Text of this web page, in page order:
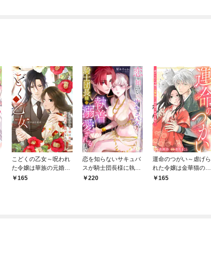
こどくの乙女～呪われ
た令嬢は華族の元婚約
者に溺愛される～: 1
165
恋を知らないサキュバ
スが騎士団長様に執着
溺愛されるまで: 1
220
運命のつがい～虐げら
れた令嬢は金華猫の一
途な愛で幸せを掴む～:
165